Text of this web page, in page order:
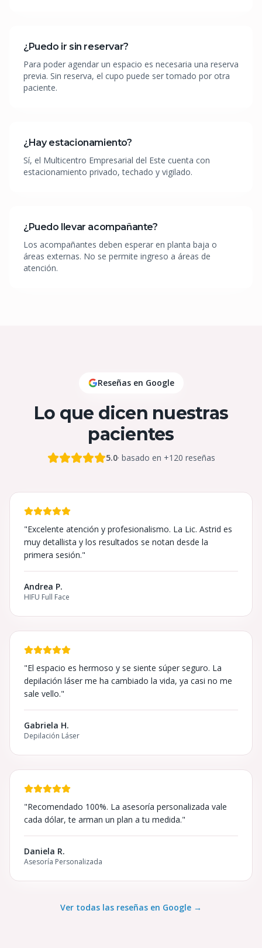
¿Puedo ir sin reservar?
Para poder agendar un espacio es necesaria una reserva
previa. Sin reserva, el cupo puede ser tomado por otra
paciente.
¿Hay estacionamiento?
Sí, el Multicentro Empresarial del Este cuenta con
estacionamiento privado, techado y vigilado.
¿Puedo llevar acompañante?
Los acompañantes deben esperar en planta baja o
áreas externas. No se permite ingreso a áreas de
atención.
Reseñas en Google
Lo que dicen nuestras
pacientes
5.0· basado en +120 reseñas
"Excelente atención y profesionalismo. La Lic. Astrid es
muy detallista y los resultados se notan desde la
primera sesión."
Andrea P.
HIFU Full Face
"El espacio es hermoso y se siente súper seguro. La
depilación láser me ha cambiado la vida, ya casi no me
sale vello."
Gabriela H.
Depilación Láser
"Recomendado 100%. La asesoría personalizada vale
cada dólar, te arman un plan a tu medida."
Daniela R.
Asesoría Personalizada
Ver todas las reseñas en Google →